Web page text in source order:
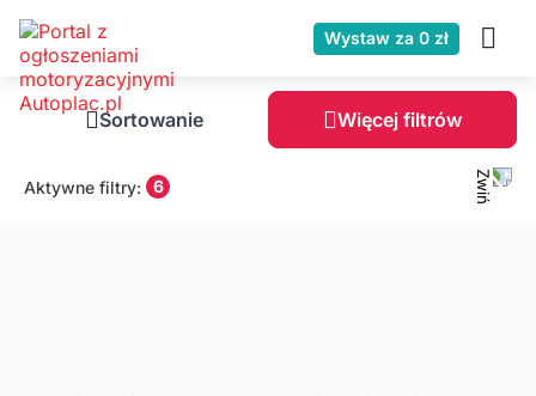
Wystaw za 0 zł
Sortowanie Więcej filtrów
Aktywne filtry: 6